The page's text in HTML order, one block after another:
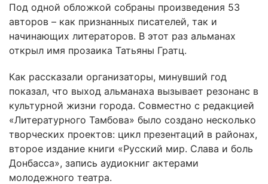
Под одной обложкой собраны произведения 53
авторов – как признанных писателей, так и
начинающих литераторов. В этот раз альманах
открыл имя прозаика Татьяны Гратц.
Как рассказали организаторы, минувший год
показал, что выход альманаха вызывает резонанс в
культурной жизни города. Совместно с редакцией
«Литературного Тамбова» было создано несколько
творческих проектов: цикл презентаций в районах,
второе издание книги «Русский мир. Слава и боль
Донбасса», запись аудиокниг актерами
молодежного театра.